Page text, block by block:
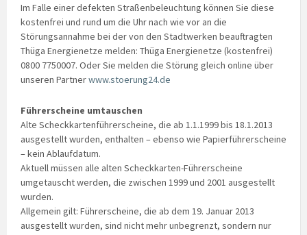
Im Falle einer defekten Straßenbeleuchtung können Sie diese
kostenfrei und rund um die Uhr nach wie vor an die
Störungsannahme bei der von den Stadtwerken beauftragten
Thüga Energienetze melden: Thüga Energienetze (kostenfrei)
0800 7750007. Oder Sie melden die Störung gleich online über
unseren Partnerwww.stoerung24.de
Führerscheine umtauschen
Alte Scheckkartenführerscheine, die ab 1.1.1999 bis 18.1.2013
ausgestellt wurden, enthalten – ebenso wie Papierführerscheine
– kein Ablaufdatum.
Aktuell müssen alle alten Scheckkarten-Führerscheine
umgetauscht werden, die zwischen 1999 und 2001 ausgestellt
wurden.
Allgemein gilt: Führerscheine, die ab dem 19. Januar 2013
ausgestellt wurden, sind nicht mehr unbegrenzt, sondern nur